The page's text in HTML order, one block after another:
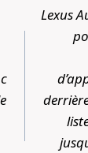
Lexus